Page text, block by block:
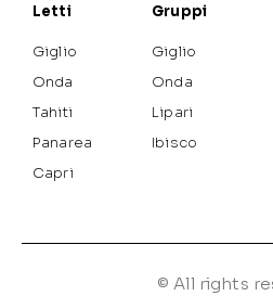
Letti
Giglio
Onda
Tahiti
Panarea
Capri
Gruppi
Giglio
Onda
Lipari
Ibisco
© All rights